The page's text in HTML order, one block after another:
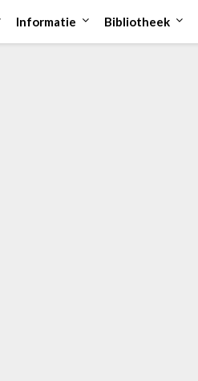
Informatie Bibliotheek